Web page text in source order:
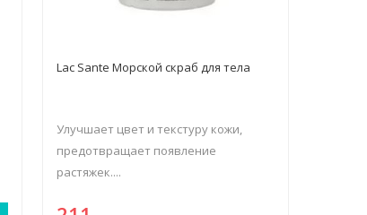
Lac Sante Морской скраб для тела
Улучшает цвет и текстуру кожи,
предотвращает появление
растяжек....